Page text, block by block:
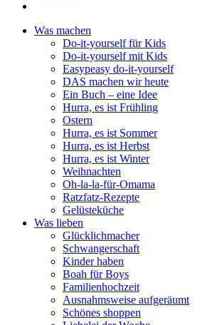
Was machen
Do-it-yourself für Kids
Do-it-yourself mit Kids
Easypeasy do-it-yourself
DAS machen wir heute
Ein Buch – eine Idee
Hurra, es ist Frühling
Ostern
Hurra, es ist Sommer
Hurra, es ist Herbst
Hurra, es ist Winter
Weihnachten
Oh-la-la-für-Omama
Ratzfatz-Rezepte
Gelüsteküche
Was lieben
Glücklichmacher
Schwangerschaft
Kinder haben
Boah für Boys
Familienhochzeit
Ausnahmsweise aufgeräumt
Schönes shoppen